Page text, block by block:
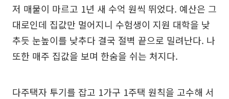
저 매물이 마르고 1년 새 수억 원씩 뛰었다. 예산은 그
대로인데 집값만 멀어지니 수험생이 지원 대학을 낮
추듯 눈높이를 낮추다 결국 절벽 끝으로 밀려난다. 나
또한 매주 집값을 보며 한숨을 쉬는 처지다.
다주택자 투기를 잡고 1가구 1주택 원칙을 고수해 서